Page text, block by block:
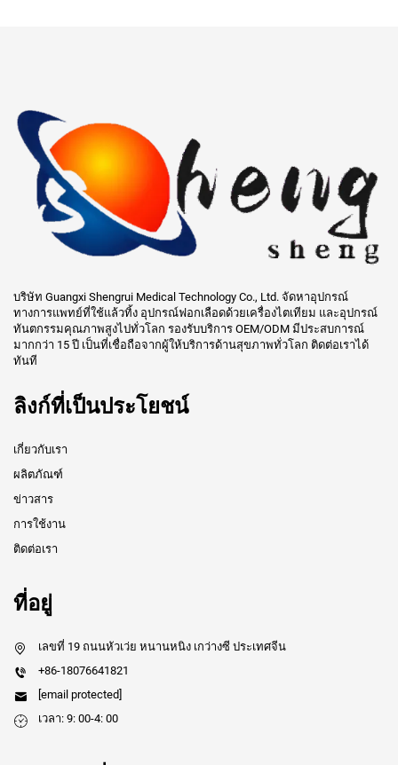
บริษัท Guangxi Shengrui Medical Technology Co., Ltd. จัดหาอุปกรณ์
ทางการแพทย์ที่ใช้แล้วทิ้ง อุปกรณ์ฟอกเลือดด้วยเครื่องไตเทียม และอุปกรณ์
ทันตกรรมคุณภาพสูงไปทั่วโลก รองรับบริการ OEM/ODM มีประสบการณ์
มากกว่า 15 ปี เป็นที่เชื่อถือจากผู้ให้บริการด้านสุขภาพทั่วโลก ติดต่อเราได้
ทันที
ลิงก์ที่เป็นประโยชน์
เกี่ยวกับเรา
ผลิตภัณฑ์
ข่าวสาร
การใช้งาน
ติดต่อเรา
ที่อยู่
เลขที่ 19 ถนนหัวเว่ย หนานหนิง เกว่างซี ประเทศจีน
+86-18076641821
[email protected]
เวลา: 9: 00-4: 00